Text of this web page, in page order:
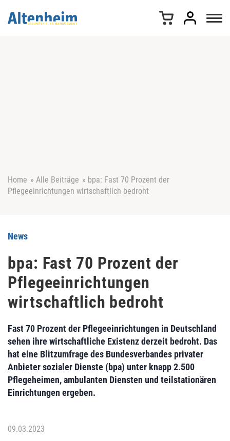
Home » Alle Beiträge » bpa: Fast 70 Prozent der
Pflegeeinrichtungen wirtschaftlich bedroht
News
bpa: Fast 70 Prozent der
Pflegeeinrichtungen
wirtschaftlich bedroht
Fast 70 Prozent der Pflegeeinrichtungen in Deutschland
sehen ihre wirtschaftliche Existenz derzeit bedroht. Das
hat eine Blitzumfrage des Bundesverbandes privater
Anbieter sozialer Dienste (bpa) unter knapp 2.500
Pflegeheimen, ambulanten Diensten und teilstationären
Einrichtungen ergeben.
09.03.2023